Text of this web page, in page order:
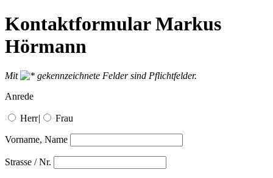
Kontaktformular Markus
Hörmann
Mit
gekennzeichnete Felder sind Pflichtfelder.
Anrede
Herr| Frau
Vorname, Name
Strasse / Nr.